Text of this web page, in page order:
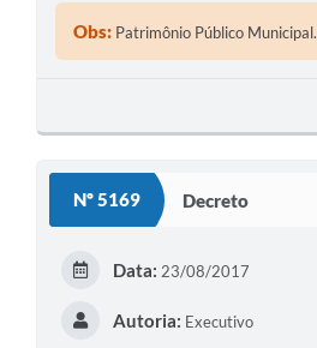
Obs: Patrimônio Público Municipal.
Nº 5169 Decreto
Data: 23/08/2017
Autoria: Executivo